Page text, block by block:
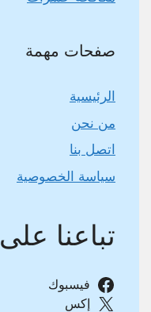
صفحات مهمة
الرئيسية
من نحن
اتصل بنا
سياسة الخصوصية
تباعنا على
فيسبوك
إكس